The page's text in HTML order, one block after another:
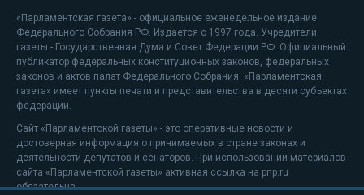
«Парламентская газета» - официальное еженедельное издание
Федерального Собрания РФ. Издается с 1997 года. Учредители
газеты - Государственная Дума и Совет Федерации РФ. Официальный
публикатор федеральных конституционных законов, федеральных
законов и актов палат Федерального Собрания. «Парламентская
газета» имеет пункты печати и представительства в десяти субъектах
федерации.
Сайт «Парламентской газеты» - это оперативные новости и
достоверная информация о принимаемых в стране законах и
деятельности депутатов и сенаторов. При использовании материалов
сайта «Парламентской газеты» активная ссылка на pnp.ru
обязательна.